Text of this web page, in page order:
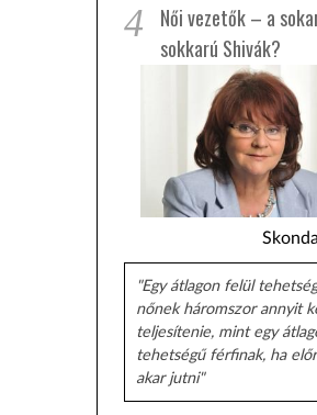
4
Női vezetők – a
sokkarú Shivák?
"Egy átlagon felül
nőnek háromszor annyit
teljesítenie, mint egy
tehetségű férfinak, ha
akar jutni"